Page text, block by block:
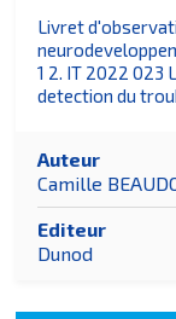
Livret
1 2. IT 2022 023
detection du
Auteur
Camille
Editeur
Dunod